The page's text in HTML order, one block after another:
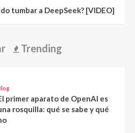
tumbar a DeepSeek? [VIDEO]
Trending
primer aparato de OpenAI es
rosquilla: qué se sabe y qué